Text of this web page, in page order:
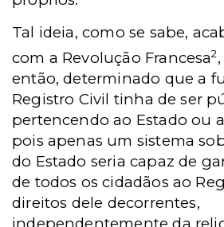
Tal ideia, como se sabe,
com a Revolução Francesa2
então, determinado que a
Registro Civil tinha de ser
pertencendo ao Estado ou
pois apenas um sistema
do Estado seria capaz de
de todos os cidadãos ao
direitos dele decorrentes,